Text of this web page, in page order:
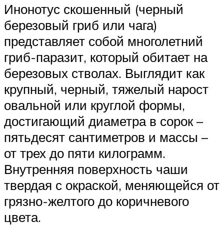
Инонотус скошенный (черный
березовый гриб или чага)
представляет собой многолетний
гриб-паразит, который обитает на
березовых стволах. Выглядит как
крупный, черный, тяжелый нарост
овальной или круглой формы,
достигающий диаметра в сорок –
пятьдесят сантиметров и массы –
от трех до пяти килограмм.
Внутренняя поверхность чаши
твердая с окраской, меняющейся от
грязно-желтого до коричневого
цвета.